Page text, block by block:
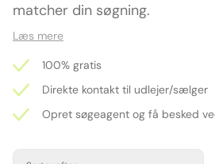
matcher din søgning.
Læs mere
100% gratis
Direkte kontakt til udlejer/sælger
Opret søgeagent og få besked